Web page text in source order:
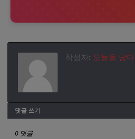
작성자: 오늘을 담다
댓글 쓰기
0 댓글